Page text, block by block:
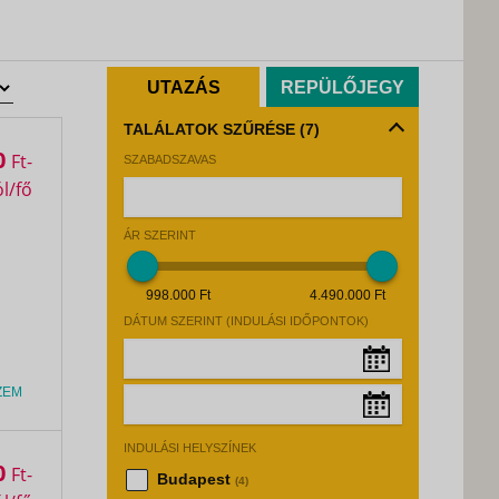
UTAZÁS REPÜLŐJEGY
TALÁLATOK SZŰRÉSE (7)
SZABADSZAVAS
ÁR SZERINT
998.000 Ft 4.490.000 Ft
DÁTUM SZERINT (INDULÁSI IDŐPONTOK)
Hé
Ke Sz Cs
27
30
INDULÁSI HELYSZÍNEK
Budapest (4)
Ft
Ft